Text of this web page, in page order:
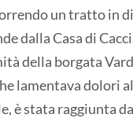
un tratto in
dalla Casa di
della borgata
lamentava dolori
è stata raggiunta